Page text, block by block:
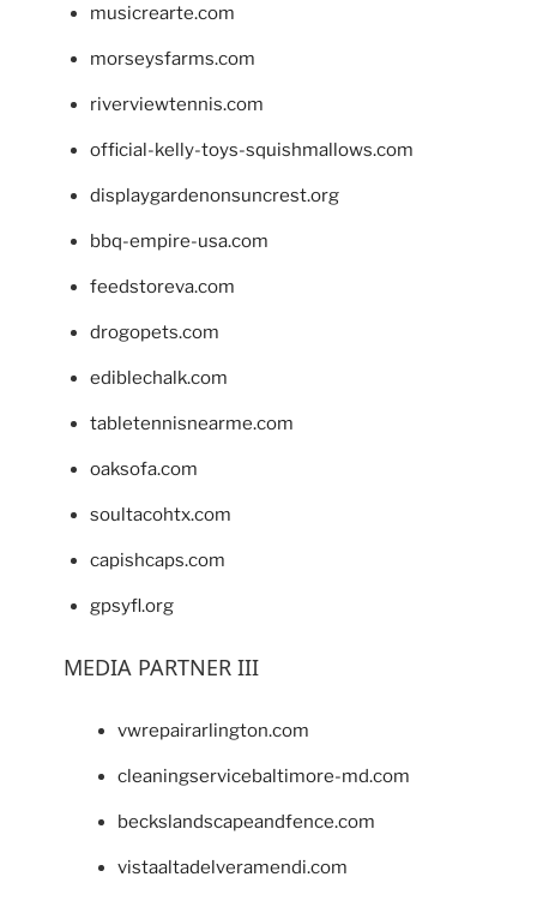
musicrearte.com
morseysfarms.com
riverviewtennis.com
official-kelly-toys-squishmallows.com
displaygardenonsuncrest.org
bbq-empire-usa.com
feedstoreva.com
drogopets.com
ediblechalk.com
tabletennisnearme.com
oaksofa.com
soultacohtx.com
capishcaps.com
gpsyfl.org
MEDIA PARTNER III
vwrepairarlington.com
cleaningservicebaltimore-md.com
beckslandscapeandfence.com
vistaaltadelveramendi.com